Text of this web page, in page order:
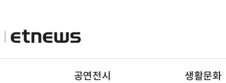
공연전시 생활문화